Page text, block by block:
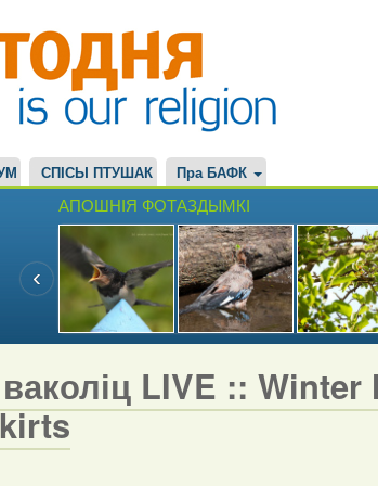
СПІСЫ ПТУШАК Пра БАФК
АПОШНІЯ ФОТАЗДЫМКІ
LIVE :: Winter